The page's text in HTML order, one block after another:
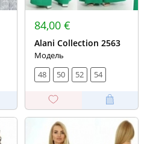
84,00 €
Alani Collection 2563
Модель
48
50 52 54